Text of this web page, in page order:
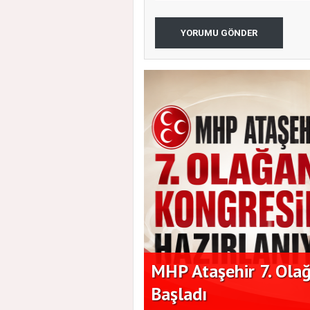
YORUMU GÖNDER
MHP Ataşehir 7.
Başladı